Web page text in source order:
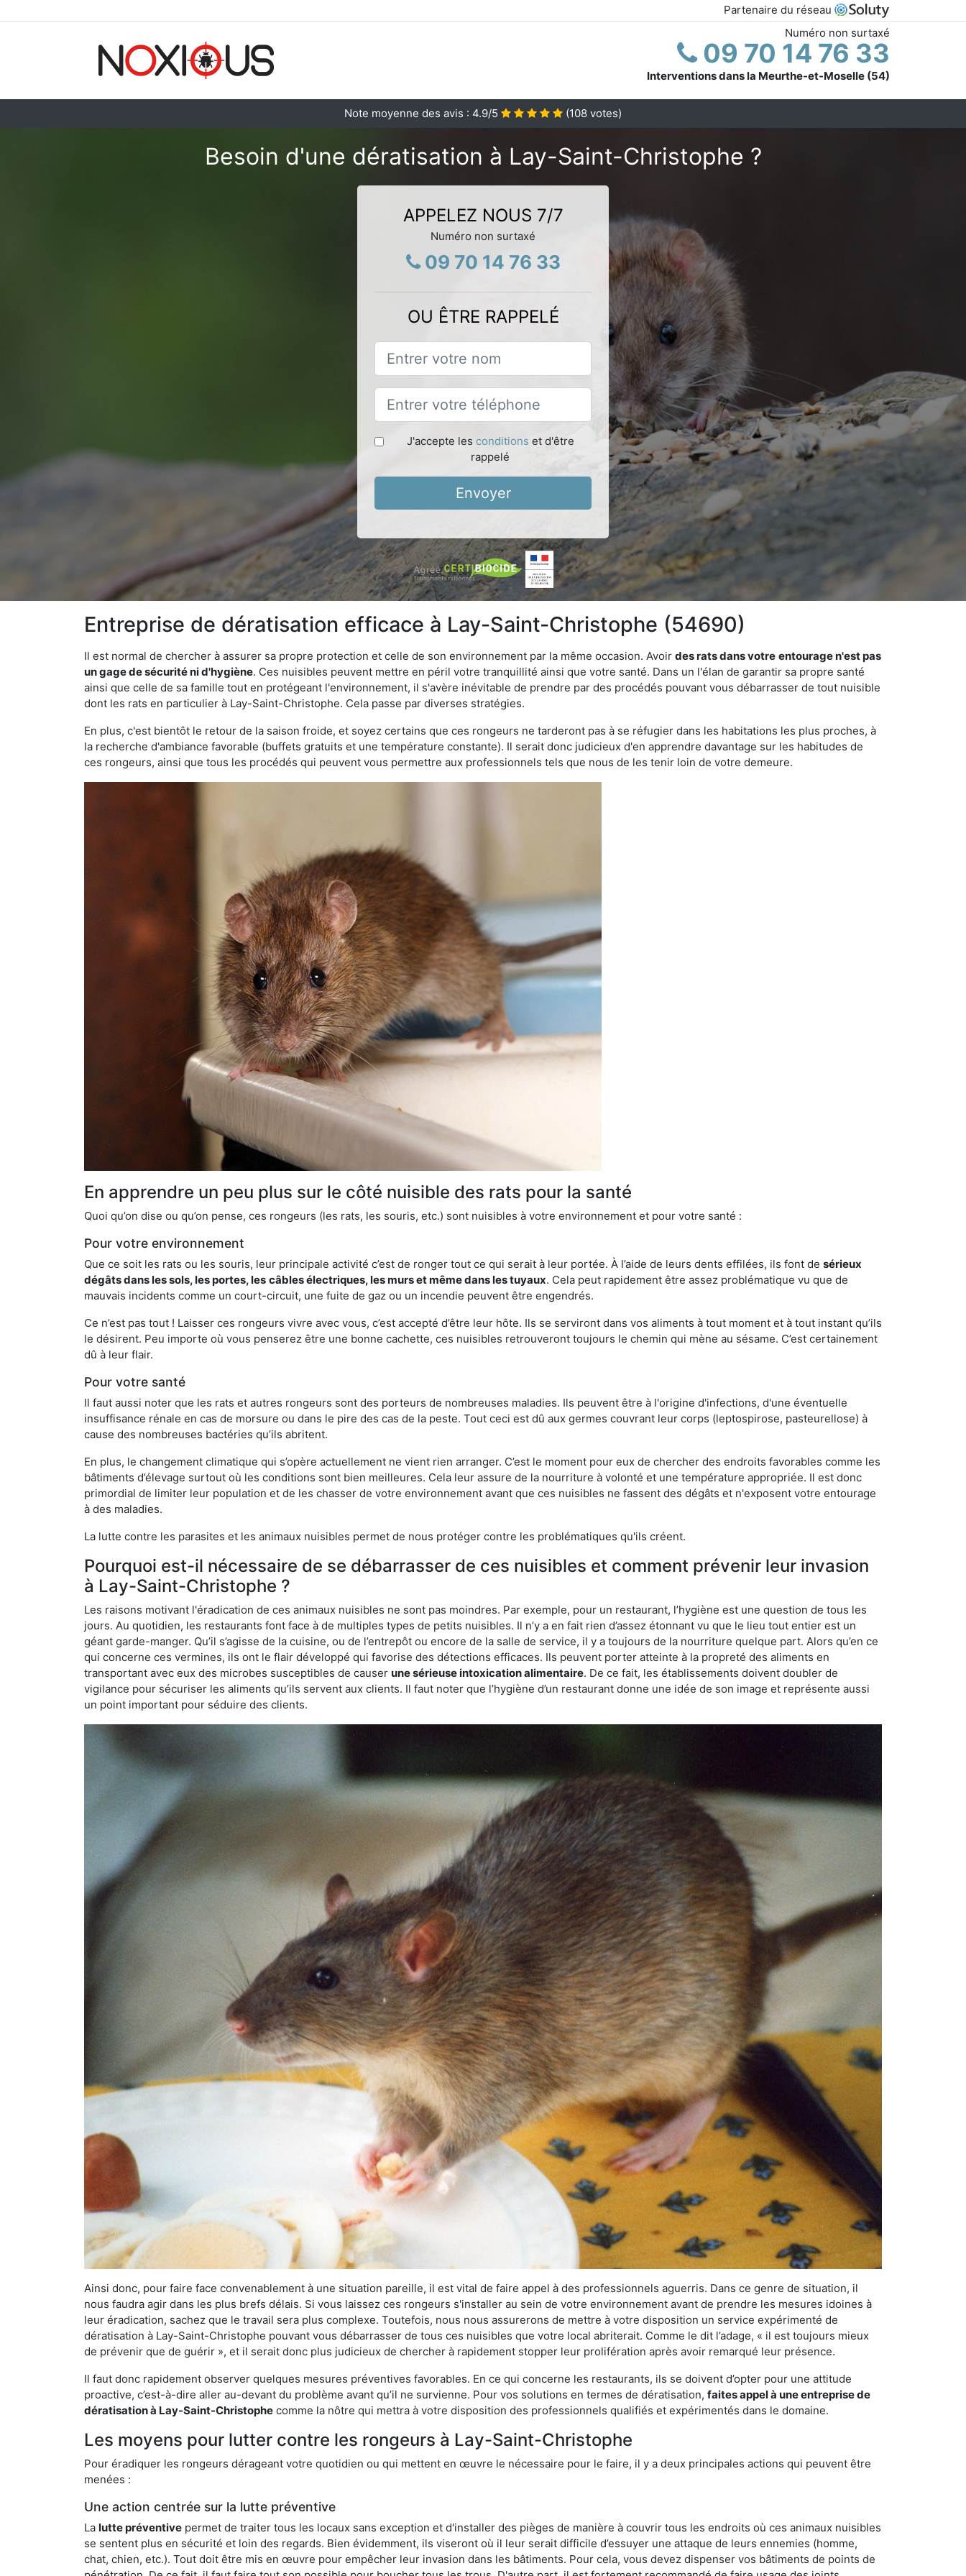
Partenaire du réseau
Numéro non surtaxé
09 70 14 76 33
Interventions dans la Meurthe-et-Moselle (54)
Note moyenne des avis : 4.9/5 (108 votes)
Besoin d'une dératisation à Lay-Saint-Christophe ?
APPELEZ NOUS 7/7
Numéro non surtaxé
09 70 14 76 33
OU ÊTRE RAPPELÉ
J'accepte les conditions et d'être
rappelé
Envoyer
Entreprise de dératisation efficace à Lay-Saint-Christophe (54690)
Il est normal de chercher à assurer sa propre protection et celle de son environnement par la même occasion. Avoir des rats dans votre entourage n'est pas
un gage de sécurité ni d'hygiène. Ces nuisibles peuvent mettre en péril votre tranquillité ainsi que votre santé. Dans un l'élan de garantir sa propre santé
ainsi que celle de sa famille tout en protégeant l'environnement, il s'avère inévitable de prendre par des procédés pouvant vous débarrasser de tout nuisible
dont les rats en particulier à Lay-Saint-Christophe. Cela passe par diverses stratégies.
En plus, c'est bientôt le retour de la saison froide, et soyez certains que ces rongeurs ne tarderont pas à se réfugier dans les habitations les plus proches, à
la recherche d'ambiance favorable (buffets gratuits et une température constante). Il serait donc judicieux d'en apprendre davantage sur les habitudes de
ces rongeurs, ainsi que tous les procédés qui peuvent vous permettre aux professionnels tels que nous de les tenir loin de votre demeure.
En apprendre un peu plus sur le côté nuisible des rats pour la santé
Quoi qu’on dise ou qu’on pense, ces rongeurs (les rats, les souris, etc.) sont nuisibles à votre environnement et pour votre santé :
Pour votre environnement
Que ce soit les rats ou les souris, leur principale activité c’est de ronger tout ce qui serait à leur portée. À l’aide de leurs dents effilées, ils font de sérieux
dégâts dans les sols, les portes, les câbles électriques, les murs et même dans les tuyaux. Cela peut rapidement être assez problématique vu que de
mauvais incidents comme un court-circuit, une fuite de gaz ou un incendie peuvent être engendrés.
Ce n’est pas tout ! Laisser ces rongeurs vivre avec vous, c’est accepté d’être leur hôte. Ils se serviront dans vos aliments à tout moment et à tout instant qu’ils
le désirent. Peu importe où vous penserez être une bonne cachette, ces nuisibles retrouveront toujours le chemin qui mène au sésame. C’est certainement
dû à leur flair.
Pour votre santé
Il faut aussi noter que les rats et autres rongeurs sont des porteurs de nombreuses maladies. Ils peuvent être à l'origine d'infections, d'une éventuelle
insuffisance rénale en cas de morsure ou dans le pire des cas de la peste. Tout ceci est dû aux germes couvrant leur corps (leptospirose, pasteurellose) à
cause des nombreuses bactéries qu’ils abritent.
En plus, le changement climatique qui s’opère actuellement ne vient rien arranger. C’est le moment pour eux de chercher des endroits favorables comme les
bâtiments d’élevage surtout où les conditions sont bien meilleures. Cela leur assure de la nourriture à volonté et une température appropriée. Il est donc
primordial de limiter leur population et de les chasser de votre environnement avant que ces nuisibles ne fassent des dégâts et n'exposent votre entourage
à des maladies.
La lutte contre les parasites et les animaux nuisibles permet de nous protéger contre les problématiques qu'ils créent.
Pourquoi est-il nécessaire de se débarrasser de ces nuisibles et comment prévenir leur invasion
à Lay-Saint-Christophe ?
Les raisons motivant l'éradication de ces animaux nuisibles ne sont pas moindres. Par exemple, pour un restaurant, l’hygiène est une question de tous les
jours. Au quotidien, les restaurants font face à de multiples types de petits nuisibles. Il n’y a en fait rien d’assez étonnant vu que le lieu tout entier est un
géant garde-manger. Qu’il s’agisse de la cuisine, ou de l’entrepôt ou encore de la salle de service, il y a toujours de la nourriture quelque part. Alors qu’en ce
qui concerne ces vermines, ils ont le flair développé qui favorise des détections efficaces. Ils peuvent porter atteinte à la propreté des aliments en
transportant avec eux des microbes susceptibles de causer une sérieuse intoxication alimentaire. De ce fait, les établissements doivent doubler de
vigilance pour sécuriser les aliments qu’ils servent aux clients. Il faut noter que l’hygiène d’un restaurant donne une idée de son image et représente aussi
un point important pour séduire des clients.
Ainsi donc, pour faire face convenablement à une situation pareille, il est vital de faire appel à des professionnels aguerris. Dans ce genre de situation, il
nous faudra agir dans les plus brefs délais. Si vous laissez ces rongeurs s'installer au sein de votre environnement avant de prendre les mesures idoines à
leur éradication, sachez que le travail sera plus complexe. Toutefois, nous nous assurerons de mettre à votre disposition un service expérimenté de
dératisation à Lay-Saint-Christophe pouvant vous débarrasser de tous ces nuisibles que votre local abriterait. Comme le dit l’adage, « il est toujours mieux
de prévenir que de guérir », et il serait donc plus judicieux de chercher à rapidement stopper leur prolifération après avoir remarqué leur présence.
Il faut donc rapidement observer quelques mesures préventives favorables. En ce qui concerne les restaurants, ils se doivent d’opter pour une attitude
proactive, c’est-à-dire aller au-devant du problème avant qu’il ne survienne. Pour vos solutions en termes de dératisation, faites appel à une entreprise de
dératisation à Lay-Saint-Christophe comme la nôtre qui mettra à votre disposition des professionnels qualifiés et expérimentés dans le domaine.
Les moyens pour lutter contre les rongeurs à Lay-Saint-Christophe
Pour éradiquer les rongeurs dérageant votre quotidien ou qui mettent en œuvre le nécessaire pour le faire, il y a deux principales actions qui peuvent être
menées :
Une action centrée sur la lutte préventive
La lutte préventive permet de traiter tous les locaux sans exception et d'installer des pièges de manière à couvrir tous les endroits où ces animaux nuisibles
se sentent plus en sécurité et loin des regards. Bien évidemment, ils viseront où il leur serait difficile d’essuyer une attaque de leurs ennemies (homme,
chat, chien, etc.). Tout doit être mis en œuvre pour empêcher leur invasion dans les bâtiments. Pour cela, vous devez dispenser vos bâtiments de points de